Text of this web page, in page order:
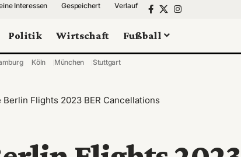
Interessen Gespeichert Verlauf
Politik Wirtschaft Fußball
Köln München Stuttgart
Berlin Flights 2023 BER Cancellations